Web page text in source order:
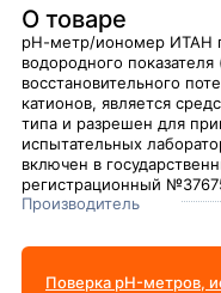
О товаре
рН-метр/иономер ИТАН
водородного
восстановительного
катионов, является
типа и разрешен для
испытательных
включен в
регистрационный
Производитель
Поверка pH-метров,